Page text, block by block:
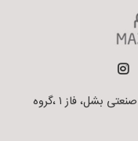
مازندران، سوادکوه شمالی، شهرک صنعتی بشل، فاز ۱ ،گروه